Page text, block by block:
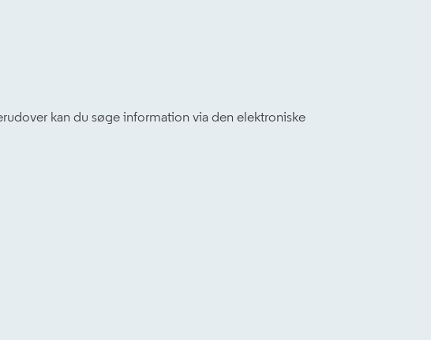
kan du søge information via den elektroniske